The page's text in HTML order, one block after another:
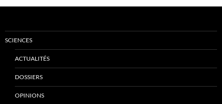
SCIENCES
ACTUALITÉS
DOSSIERS
OPINIONS